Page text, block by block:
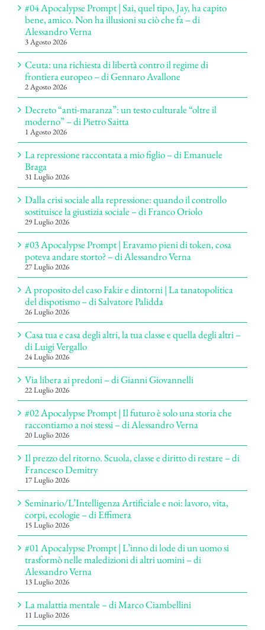
#04 Apocalypse Prompt | Sai, quel tipo, Jay, ha capito
bene, amico. Non ha illusioni su ciò che fa – di
Alessandro Verna
3 Agosto 2026
Ceuta: una richiesta di libertà contro il regime di
frontiera europeo – di Gennaro Avallone
2 Agosto 2026
Decreto “anti-maranza”: un testo culturale “oltre il
moderno” – di Pietro Saitta
1 Agosto 2026
La repressione raccontata a mio figlio – di Emanuele
Braga
31 Luglio 2026
Dalla crisi sociale alla repressione: quando il controllo
sostituisce la giustizia sociale – di Franco Oriolo
29 Luglio 2026
#03 Apocalypse Prompt | Eravamo pieni di token, cosa
poteva andare storto? – di Alessandro Verna
27 Luglio 2026
A proposito del caso Fakir e dintorni | La tanatopolitica
del dispotismo – di Salvatore Palidda
26 Luglio 2026
Casa tua e casa degli altri, la tua classe e quella degli altri –
di Luigi Vergallo
24 Luglio 2026
Via libera ai predoni – di Gianni Giovannelli
22 Luglio 2026
#02 Apocalypse Prompt | Il futuro è solo una storia che
raccontiamo a noi stessi – di Alessandro Verna
20 Luglio 2026
Il prezzo del ritorno. Scuola, classe e diritto di restare – di
Francesco Demitry
17 Luglio 2026
Seminario/L’Intelligenza Artificiale e noi: lavoro, vita,
corpi, ecologie – di Effimera
15 Luglio 2026
#01 Apocalypse Prompt | L’inno di lode di un uomo si
trasformò nelle maledizioni di altri uomini – di
Alessandro Verna
13 Luglio 2026
La malattia mentale – di Marco Ciambellini
11 Luglio 2026